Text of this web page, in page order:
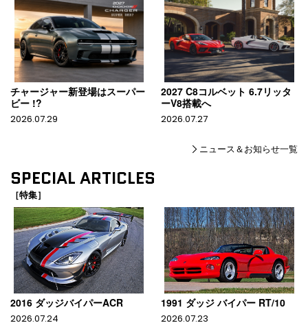
チャージャー新登場はスーパー
ビー !?
2026.07.29
2027 C8コルベット 6.7リッタ
ーV8搭載へ
2026.07.27
ニュース＆お知らせ一覧
SPECIAL ARTICLES
［特集］
2016 ダッジバイパーACR
2026.07.24
1991 ダッジ バイパー RT/10
2026.07.23